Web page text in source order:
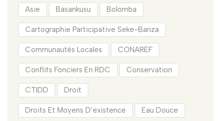
Asie Basankusu Bolomba
Cartographie Participative Seke-Banza
Communautés Locales CONAREF
Conflits Fonciers En RDC Conservation
CTIDD Droit
Droits Et Moyens D’existence Eau Douce